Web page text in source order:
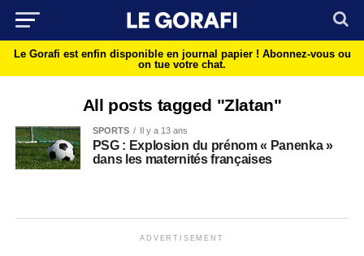
Le Gorafi est enfin disponible en journal papier ! Abonnez-vous ou
on tue votre chat.
All posts tagged "Zlatan"
SPORTS Il y a 13 ans
PSG : Explosion du prénom « Panenka »
dans les maternités françaises
ADVERTISEMENT